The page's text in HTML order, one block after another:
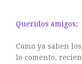
Entrevistas
EVENTOS
Queridos amigos;
Como ya saben
lo comento,